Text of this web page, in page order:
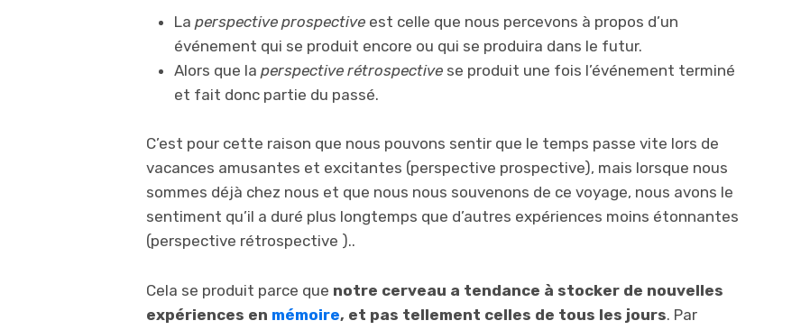
La perspective prospectiveest celle que nous percevons à propos d’un
événement qui se produit encore ou qui se produira dans le futur.
Alors que la perspective rétrospectivese produit une fois l’événement terminé
et fait donc partie du passé.
C’est pour cette raison que nous pouvons sentir que le temps passe vite lors de
vacances amusantes et excitantes (perspective prospective), mais lorsque nous
sommes déjà chez nous et que nous nous souvenons de ce voyage, nous avons le
sentiment qu’il a duré plus longtemps que d’autres expériences moins étonnantes
(perspective rétrospective )..
Cela se produit parce que notre cerveau a tendance à stocker de nouvelles
expériences en mémoire, et pas tellement celles de tous les jours. Par